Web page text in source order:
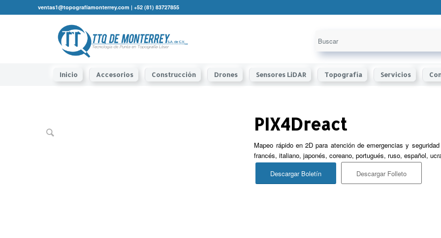
ventas1@topografíamonterrey.com | +52 (81) 83727855
Inicio Accesorios Construcción Drones Sensores LiDAR Topografía Servicios
PIX4Dreact
Mapeo rápido en 2D para atención de emergencias y
francés, italiano, japonés, coreano, portugués, ruso, español,
Descargar Boletín
Descargar Folleto